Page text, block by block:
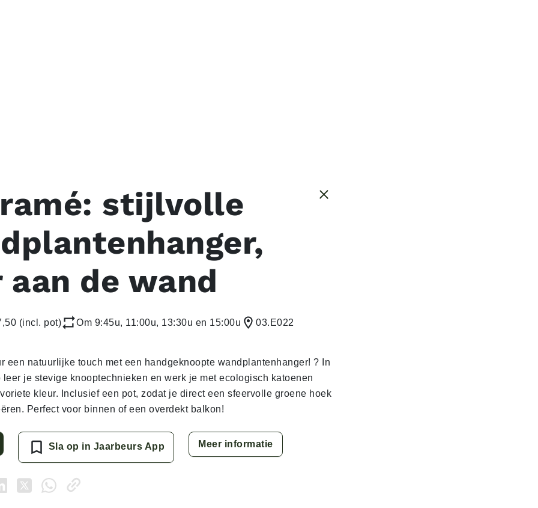
stijlvolle
aan de wand
(incl. pot) Om 9:45u, 11:00u, 13:30u en 15:00u 03.E022
een natuurlijke touch met een handgeknoopte wandplantenhanger! ? In
leer je stevige knooptechnieken en werk je met ecologisch katoenen
kleur. Inclusief een pot, zodat je direct een sfeervolle groene hoek
Perfect voor binnen of een overdekt balkon!
Sla op in Jaarbeurs App Meer informatie